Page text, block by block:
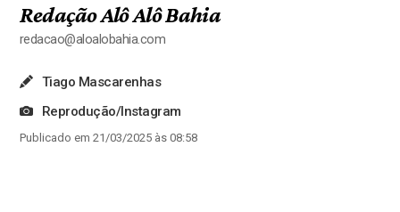
Redação Alô Alô Bahia
redacao@aloalobahia.com
Tiago Mascarenhas
Reprodução/Instagram
Publicado em 21/03/2025 às 08:58